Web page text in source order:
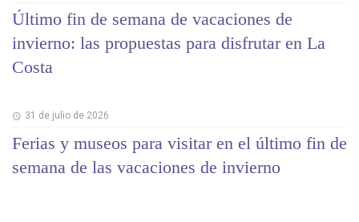
Último fin de semana de vacaciones de
invierno: las propuestas para disfrutar en La
Costa
31 de julio de 2026
Ferias y museos para visitar en el último fin de
semana de las vacaciones de invierno